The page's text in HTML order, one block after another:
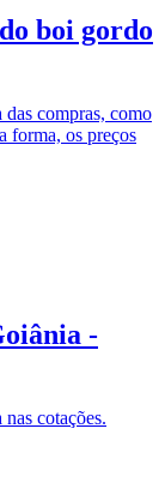
boi gordo
das compras, como
forma, os preços
-
cotações.